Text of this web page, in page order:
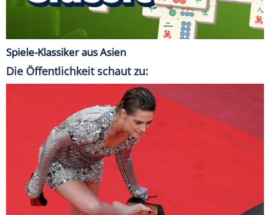
Spiele-Klassiker aus Asien
Die Öffentlichkeit schaut zu: